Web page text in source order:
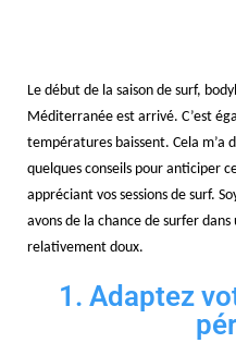
Le début de la saison de surf,
Méditerranée est arrivé. C’est
températures baissent. Cela m’a
quelques conseils pour anticiper
appréciant vos sessions de surf.
avons de la chance de surfer
relativement doux.
1. Adaptez